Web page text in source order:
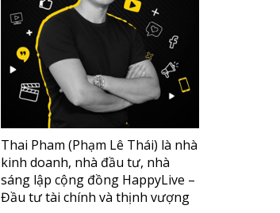
Thai Pham (Phạm Lê Thái) là nhà
kinh doanh, nhà đầu tư, nhà
sáng lập cộng đồng HappyLive –
Đầu tư tài chính và thịnh vượng